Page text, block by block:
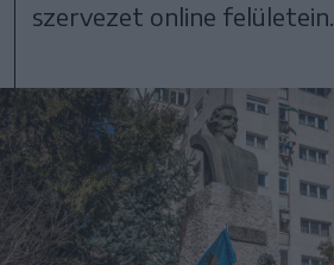
szervezet online felületein.